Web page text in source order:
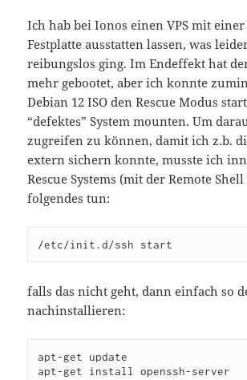
Ich hab bei Ionos einen VPS mit
Festplatte ausstatten lassen, was
reibungslos ging. Im Endeffekt hat
mehr gebootet, aber ich konnte
Debian 12 ISO den Rescue Modus
“defektes” System mounten. Um
zugreifen zu können, damit ich z.b.
extern sichern konnte, musste ich
Rescue Systems (mit der Remote
folgendes tun:
/etc/init.d/ssh start
falls das nicht geht, dann einfach so
nachinstallieren:
apt-get update
apt-get install openssh-server